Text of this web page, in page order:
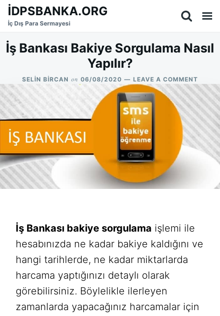
Skip
content
Search
for:
İDPSBANKA.ORG
İç Dış Para Sermayesi
İş Bankası Bakiye Sorgulama Nasıl
Yapılır?
SELIN BIRCAN on 06/08/2020 LEAVE A COMMENT
İŞ
NASIL
İş Bankası bakiye sorgulama işlemi ile
hesabınızda ne kadar bakiye kaldığını ve
hangi tarihlerde, ne kadar miktarlarda
harcama yaptığınızı detaylı olarak
görebilirsiniz. Böylelikle ilerleyen
zamanlarda yapacağınız harcamalar için